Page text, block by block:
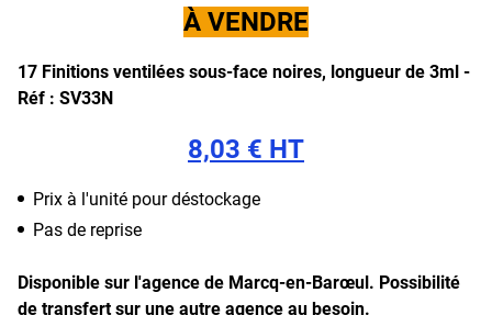
À VENDRE
17 Finitions ventilées sous-face noires, longueur de 3ml -
Réf : SV33N
8,03 € HT
Prix à l'unité pour déstockage
Pas de reprise
Disponible sur l'agence de Marcq-en-Barœul. Possibilité
de transfert sur une autre agence au besoin.